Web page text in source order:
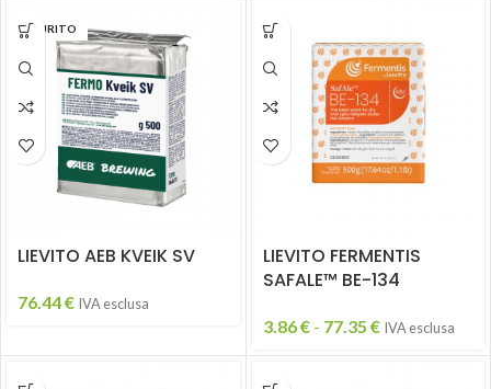
ESAURITO
LIEVITO AEB KVEIK SV
76.44€ IVA esclusa
LIEVITO FERMENTIS
SAFALE™ BE-134
3.86€ - 77.35 € IVA esclusa